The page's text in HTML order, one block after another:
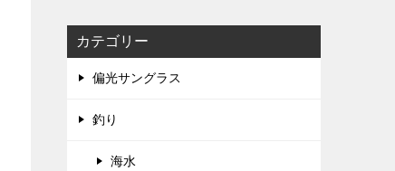
カテゴリー
偏光サングラス
釣り
海水